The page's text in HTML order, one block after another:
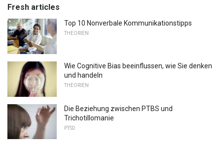
Fresh articles
Top 10 Nonverbale Kommunikationstipps
THEORIEN
Wie Cognitive Bias beeinflussen, wie Sie denken
und handeln
THEORIEN
Die Beziehung zwischen PTBS und
Trichotillomanie
PTSD